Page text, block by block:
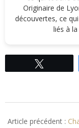
Originaire de
découvertes, ce
liés à
10-
Article précédent :